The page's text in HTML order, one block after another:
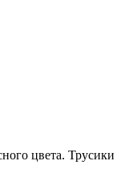
цвета. Трусики